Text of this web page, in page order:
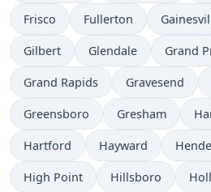
Frisco Fullerton
Gilbert Glendale Grand
Grand Rapids Gravesend
Greensboro Gresham
Hartford Hayward
High Point Hillsboro